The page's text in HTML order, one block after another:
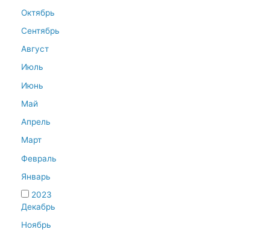
Октябрь
Сентябрь
Август
Июль
Июнь
Май
Апрель
Март
Февраль
Январь
2023
Декабрь
Ноябрь